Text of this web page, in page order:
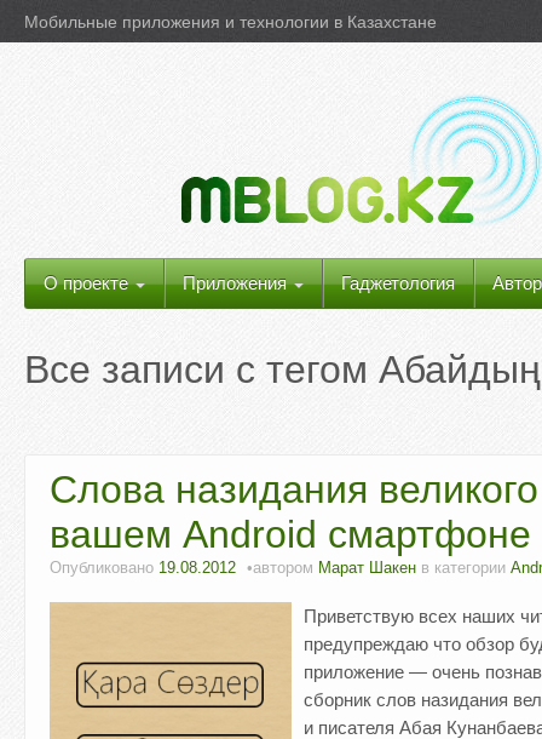
Мобильные приложения и технологии в Казахстане
О проекте Приложения Гаджетология
Все записи с тегом Абайдың
Слова назидания
вашем Android смартфоне
Опубликовано 19.08.2012 автором Марат Шакен в категории
Приветствую всех наших
предупреждаю что обзор
приложение — очень
сборник слов назидания
и писателя Абая